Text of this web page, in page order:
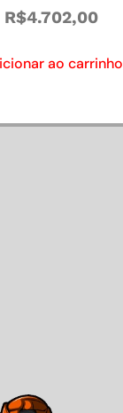
R$4.702,00
ao carrinho